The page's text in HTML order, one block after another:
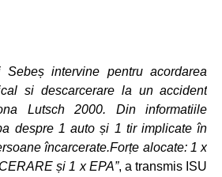
Sebeș intervine pentru acordarea
si descarcerare la un accident
Lutsch 2000. Din informatiile
despre 1 auto și 1 tir implicate în
încarcerate.Forțe alocate: 1 x
și 1 x EPA”, a transmis ISU